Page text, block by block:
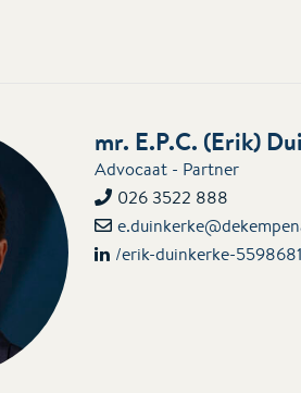
mr. E.P.C. (Erik)
Advocaat - Partner
026 3522 888
/erik-duinkerke-